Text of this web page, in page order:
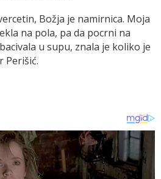
Božja je namirnica. Moja
na pola, pa da pocrni na
u supu, znala je koliko je
Perišić.